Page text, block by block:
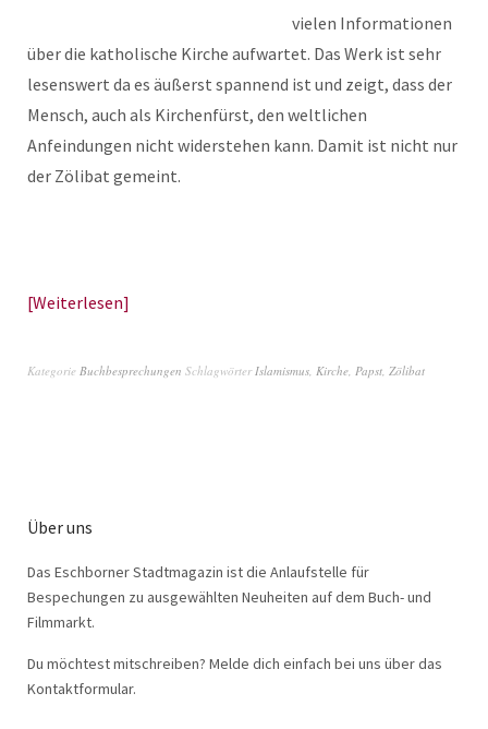
vielen Informationen
über die katholische Kirche aufwartet. Das Werk ist sehr
lesenswert da es äußerst spannend ist und zeigt, dass der
Mensch, auch als Kirchenfürst, den weltlichen
Anfeindungen nicht widerstehen kann. Damit ist nicht nur
der Zölibat gemeint.
Weiterlesen
Kategorie Buchbesprechungen SchlagwörterIslamismus, Kirche, Papst, Zölibat
Über uns
Das Eschborner Stadtmagazin ist die Anlaufstelle für
Bespechungen zu ausgewählten Neuheiten auf dem Buch- und
Filmmarkt.
Du möchtest mitschreiben? Melde dich einfach bei uns über das
Kontaktformular.